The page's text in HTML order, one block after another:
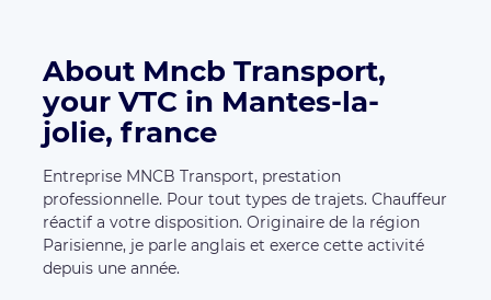
About Mncb Transport,
your VTC in Mantes-la-
jolie, france
Entreprise MNCB Transport, prestation
professionnelle. Pour tout types de trajets. Chauffeur
réactif a votre disposition. Originaire de la région
Parisienne, je parle anglais et exerce cette activité
depuis une année.